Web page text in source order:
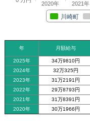
川崎町
2020年 2021年
年 月額給与
2025年 34万9810円
2024年
32万325円
2023年
31万2191円
2022年
29万8793円
2021年
31万8391円
2020年
30万1966円